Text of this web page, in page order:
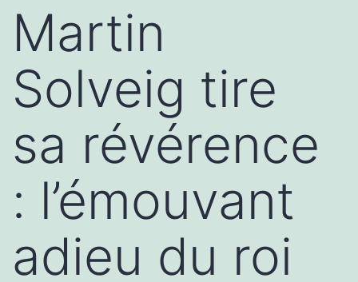
Martin
Solveig tire
sa révérence
: l’émouvant
adieu du roi